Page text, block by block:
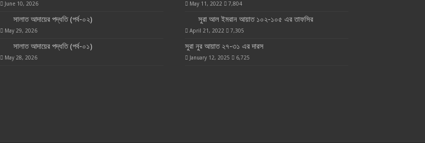
June 10, 2026
সালাত আদায়ের পদ্ধতি (পর্ব-০২)
May 29, 2026
সালাত আদায়ের পদ্ধতি (পর্ব-০১)
May 28, 2026
May 11, 2022 7,804
সুরা আল ইমরান আয়াত ১০২-১০৫ এর তাফসির
April 21, 2022 7,305
সুরা নুর আয়াত ২৭-৩১ এর দারস
January 12, 2025 6,725